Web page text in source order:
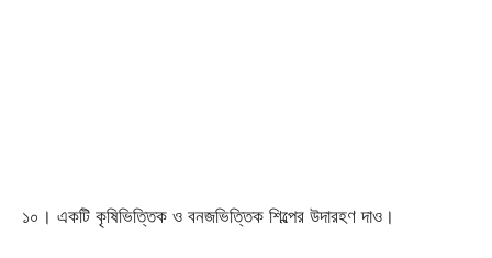
১০। একটি কৃষিভিত্তিক ও বনজভিত্তিক শিল্পের উদারহণ দাও।